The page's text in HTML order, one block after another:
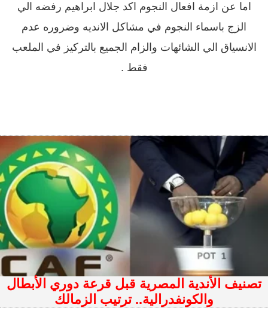
اما عن ازمة افعال النجوم اكد جلال ابراهيم رفضه الي
الزج باسماء النجوم في مشاكل الانديه وضروره عدم
الانسياق الي الشائهات والزام الجميع بالتركيز في الملعب
فقط .
تصنيف الأندية المصرية قبل قرعة دوري الأبطال
والكونفدرالية.. ترتيب الزمالك